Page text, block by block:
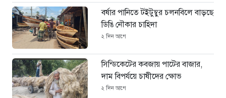
বর্ষার পানিতে টইটুম্বুর চলনবিলে বাড়ছে
ডিঙি নৌকার চাহিদা
২ দিন আগে
সিন্ডিকেটের কবজায় পাটের বাজার,
দাম বিপর্যয়ে চাষীদের ক্ষোভ
২ দিন আগে